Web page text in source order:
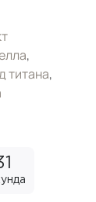
,
титана,